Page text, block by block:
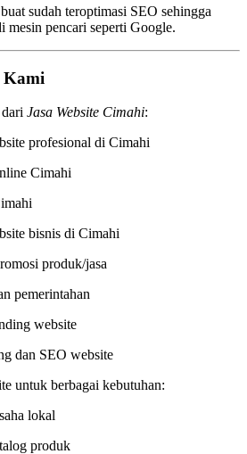
sudah teroptimasi SEO sehingga
mesin pencari seperti Google.
Kami
Jasa Website Cimahi:
profesional di Cimahi
Cimahi
bisnis di Cimahi
produk/jasa
pemerintahan
website
dan SEO website
untuk berbagai kebutuhan:
lokal
produk